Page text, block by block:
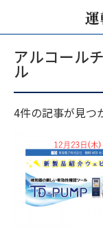
アルコール
ル
4件の記事が見つ